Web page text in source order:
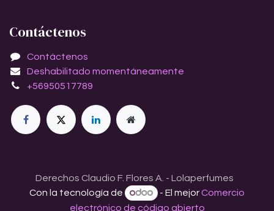
Contáctenos
Contáctenos
Deshabilitado momentáneamente
+56950517789
Derechos Claudio F. Flores A. - Lolaperfumes
Con la tecnología de
- El mejorComercio
electrónico de código abierto